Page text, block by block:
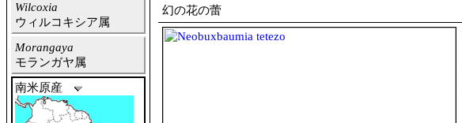
Wilcoxia
ウィルコキシア属
Morangaya
モランガヤ属
南米原産
幻の花の蕾